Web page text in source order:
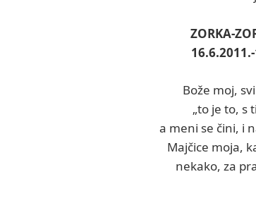
ZORKA-
Bože moj,
„to je to, s
a meni se čini, i
Majčice moja,
nekako, za